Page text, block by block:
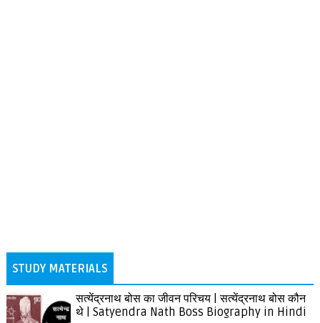
STUDY MATERIALS
सत्येंद्रनाथ बोस का जीवन परिचय | सत्येंद्रनाथ बोस कौन
थे | Satyendra Nath Boss Biography in Hindi